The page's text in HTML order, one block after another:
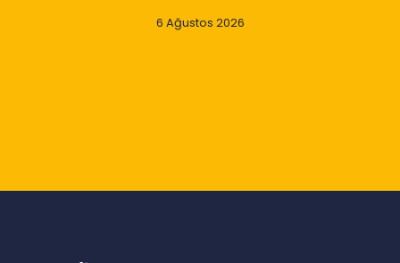
6 Ağustos 2026